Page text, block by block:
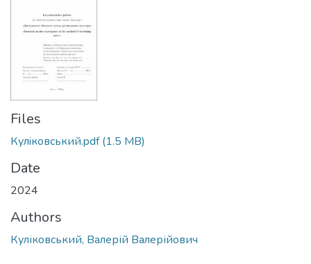
Files
Кулiковський.pdf(1.5 MB)
Date
2024
Authors
Куліковський, Валерій Валерійович